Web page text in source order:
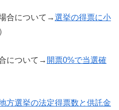
合について→選挙の得票に小
）
について→ 開票0%で当選確
方選挙の法定得票数と供託金